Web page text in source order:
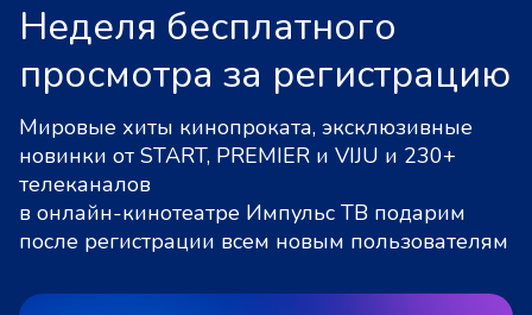
Неделя бесплатного
просмотра за регистрацию
Мировые хиты кинопроката, эксклюзивные
новинки от START, PREMIER и VIJU и 230+
телеканалов
в онлайн-кинотеатре Импульс ТВ подарим
после регистрации всем новым пользователям